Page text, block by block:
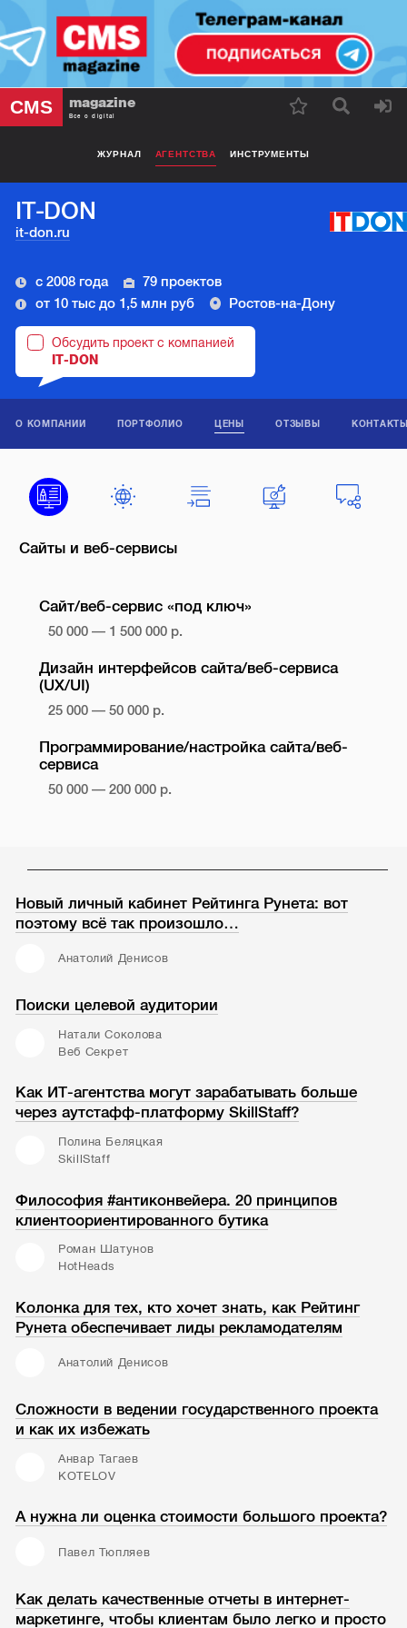
CMS magazine
Все о digital
ЖУРНАЛ АГЕНТСТВА ИНСТРУМЕНТЫ
IT-DON
it-don.ru
с 2008 года
79 проектов
от 10 тыс до 1,5 млн руб
Ростов-на-Дону
Обсудить проект с компанией
IT-DON
О КОМПАНИИ ПОРТФОЛИО ЦЕНЫ ОТЗЫВЫ
Сайты и веб-сервисы
Сайт/веб-сервис «под ключ»
50 000 — 1 500 000 р.
Дизайн интерфейсов сайта/веб-сервиса
(UX/UI)
25 000 — 50 000 р.
Программирование/настройка сайта/веб-
сервиса
50 000 — 200 000 р.
Новый личный кабинет Рейтинга Рунета: вот
поэтому всё так произошло…
Анатолий Денисов
Поиски целевой аудитории
Натали Соколова
Веб Секрет
Как ИТ-агентства могут зарабатывать больше
через аутстафф-платформу SkillStaff?
Полина Беляцкая
SkillStaff
Философия #антиконвейера. 20 принципов
клиентоориентированного бутика
Роман Шатунов
HotHeads
Колонка для тех, кто хочет знать, как Рейтинг
Рунета обеспечивает лиды рекламодателям
Анатолий Денисов
Сложности в ведении государственного проекта
и как их избежать
Анвар Тагаев
KOTELOV
А нужна ли оценка стоимости большого проекта?
Павел Тюпляев
Как делать качественные отчеты в интернет-
маркетинге, чтобы клиентам было легко и просто